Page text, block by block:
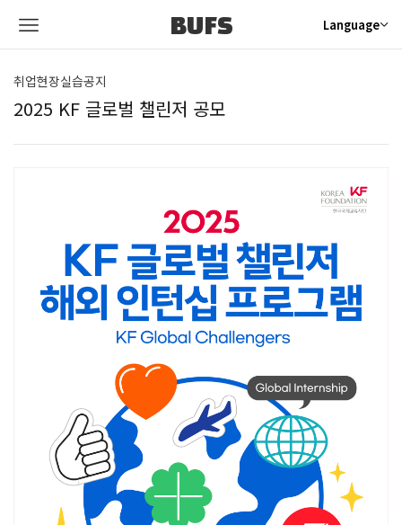
BUFS Language
취업현장실습공지
2025 KF 글로벌 챌린저 공모